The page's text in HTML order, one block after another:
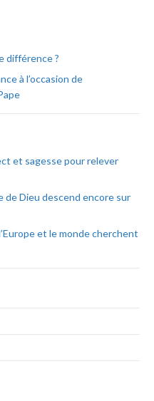
différence ?
à l’occasion de
et sagesse pour relever
de Dieu descend encore sur
et le monde cherchent